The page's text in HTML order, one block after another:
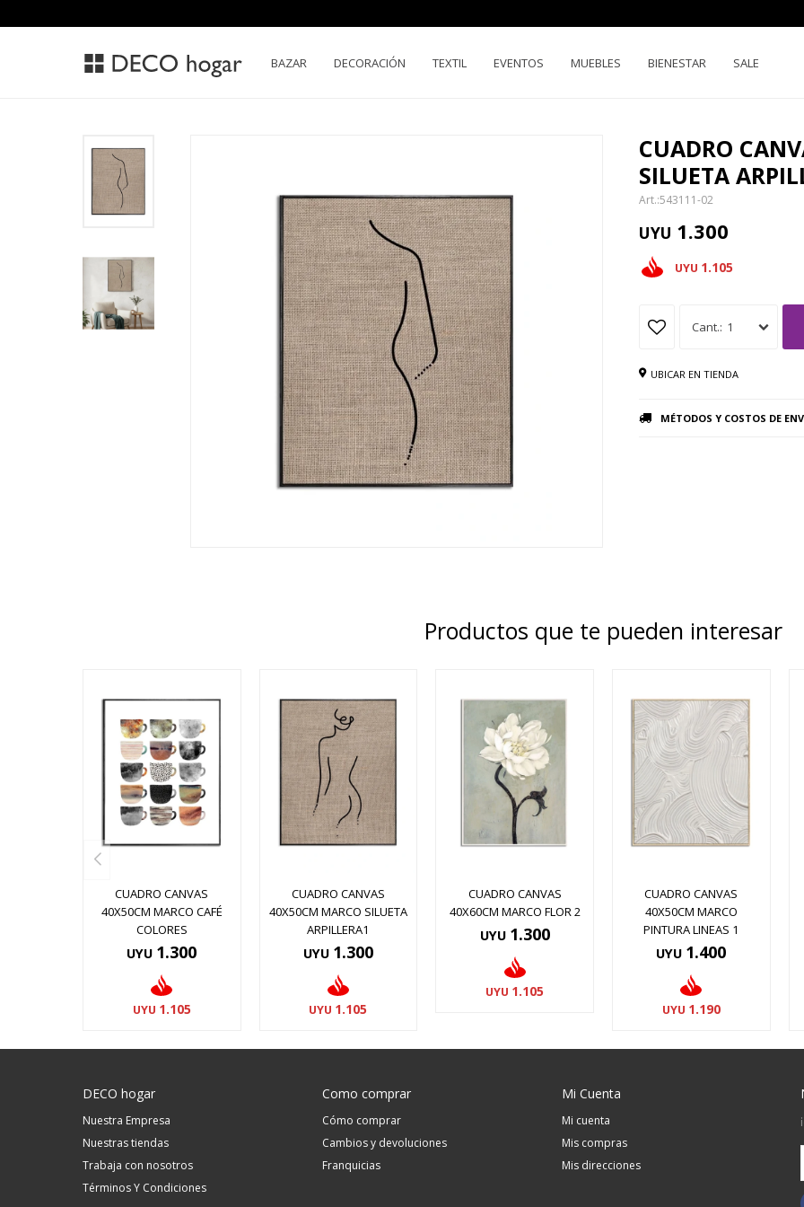
BAZAR DECORACIÓN TEXTIL EVENTOS MUEBLES BIENESTAR SALE
CUADRO
SILUETA
543111-02
UYU 1.300
UYU 1.105
1
UBICAR EN TIENDA
MÉTODOS Y COSTOS DE
Productos que te pueden interesar
CUADRO CANVAS
40X50CM MARCO CAFÉ
COLORES
UYU 1.300
UYU 1.105
CUADRO CANVAS
40X50CM MARCO SILUETA
ARPILLERA1
UYU 1.300
UYU 1.105
CUADRO CANVAS
40X60CM MARCO FLOR 2
UYU 1.300
UYU 1.105
CUADRO CANVAS
40X50CM MARCO
PINTURA LINEAS 1
UYU 1.400
UYU 1.190
DECO hogar
Nuestra Empresa
Nuestras tiendas
Trabaja con nosotros
Términos Y Condiciones
Como comprar
Cómo comprar
Cambios y devoluciones
Franquicias
Mi Cuenta
Mi cuenta
Mis compras
Mis direcciones